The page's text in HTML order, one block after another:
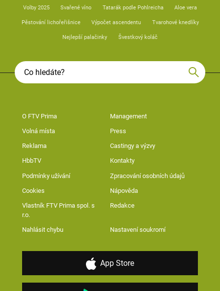
Volby 2025 Svařené víno Tatarák podle Pohlreicha Aloe vera
Pěstování lichořeřišnice Výpočet ascendentu Tvarohové knedlíky
Nejlepší palačinky Švestkový koláč
O FTV Prima Management
Volná místa Press
Reklama Castingy a výzvy
HbbTV Kontakty
Podmínky užívání Zpracování osobních údajů
Cookies Nápověda
Vlastník FTV Prima spol. s
r.o.
Redakce
Nahlásit chybu Nastavení soukromí
App Store